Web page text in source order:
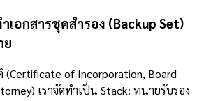
เอกสารชุดสำรอง (Backup Set)
ย
of Incorporation, Board
เราจัดทำเป็น Stack: ทนายรับรอง